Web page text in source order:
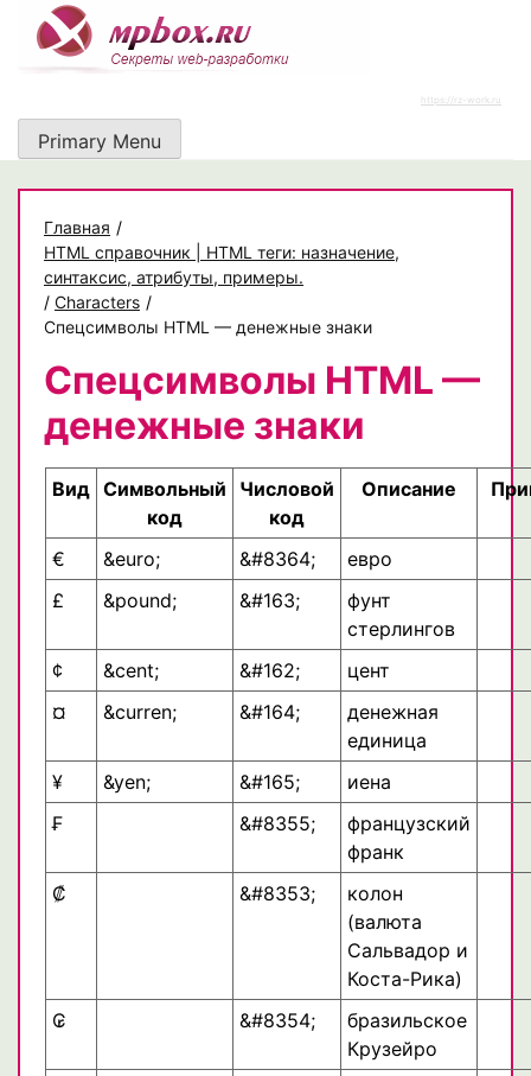
content
https://rz-work.ru
Primary Menu
Главная /
HTML справочник | HTML теги: назначение,
синтаксис, атрибуты, примеры.
/ Characters /
Спецсимволы HTML — денежные знаки
Спецсимволы HTML —
денежные знаки
Вид Символьный
код
Числовой
код
Описание
€ &euro; &#8364;
евро
£
&pound; &#163;
фунт
стерлингов
¢
&cent; &#162;
цент
¤
&curren; &#164;
денежная
единица
¥
&yen; &#165;
иена
₣
&#8355;
французский
франк
₡
&#8353;
колон
(валюта
Сальвадор и
Коста-Рика)
₢
&#8354;
бразильское
Крузейро